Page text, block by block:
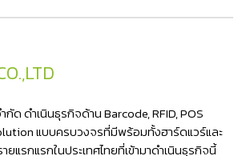
latest
กัด ดำเนินธุรกิจด้าน Barcode, RFID, POS
แบบครบวงจรที่มีพร้อมทั้งฮาร์ดแวร์และ
แรกแรกในประเทศไทยที่เข้ามาดำเนินธุรกิจนี้